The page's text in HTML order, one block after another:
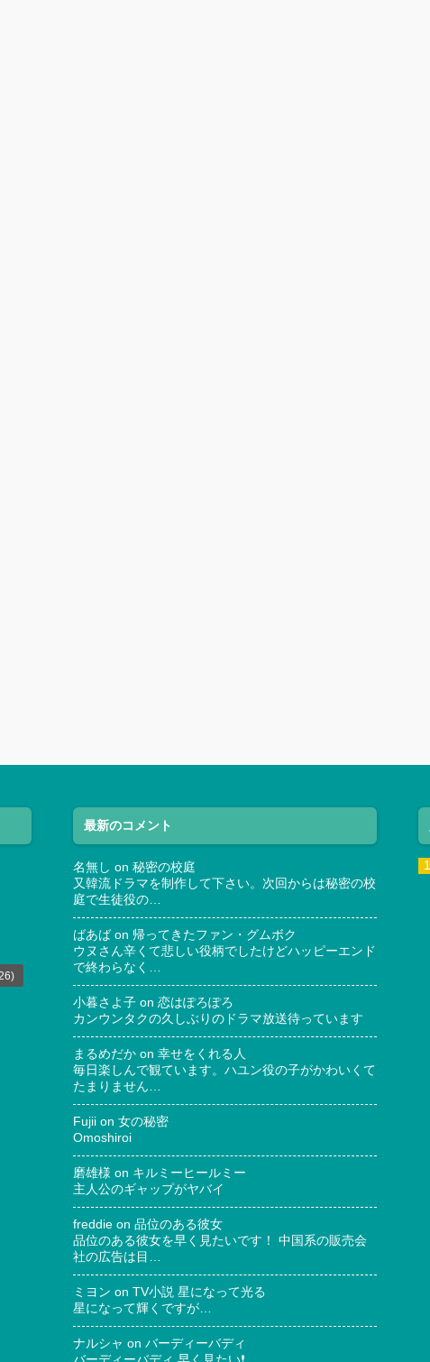
最新のコメント
名無し on 秘密の校庭
又韓流ドラマを制作して下さい。次回からは秘密の校
庭で生徒役の…
ばあば on 帰ってきたファン・グムボク
ウヌさん辛くて悲しい役柄でしたけどハッピーエンド
で終わらなく…
小暮さよ子 on 恋はぽろぽろ
カンウンタクの久しぶりのドラマ放送待っています
まるめだか on 幸せをくれる人
毎日楽しんで観ています。ハユン役の子がかわいくて
たまりません…
Fujii on 女の秘密
Omoshiroi
磨雄様 on キルミーヒールミー
主人公のギャップがヤバイ
freddie on 品位のある彼女
品位のある彼女を早く見たいです！ 中国系の販売会
社の広告は目…
ミヨン on TV小説 星になって光る
星になって輝くですが…
ナルシャ on バーディーバディ